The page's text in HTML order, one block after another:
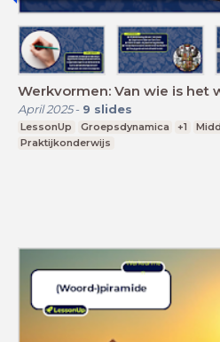
Werkvormen: Van wie is het
April 2025- 9 slides
LessonUp Groepsdynamica +1
Praktijkonderwijs